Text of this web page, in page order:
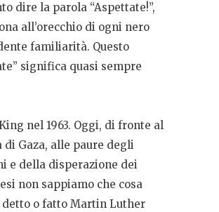
dire la parola “Aspettate!”,
all’orecchio di ogni nero
familiarità. Questo
significa quasi sempre
nel 1963. Oggi, di fronte al
di Gaza, alle paure degli
e della disperazione dei
non sappiamo che cosa
detto o fatto Martin Luther